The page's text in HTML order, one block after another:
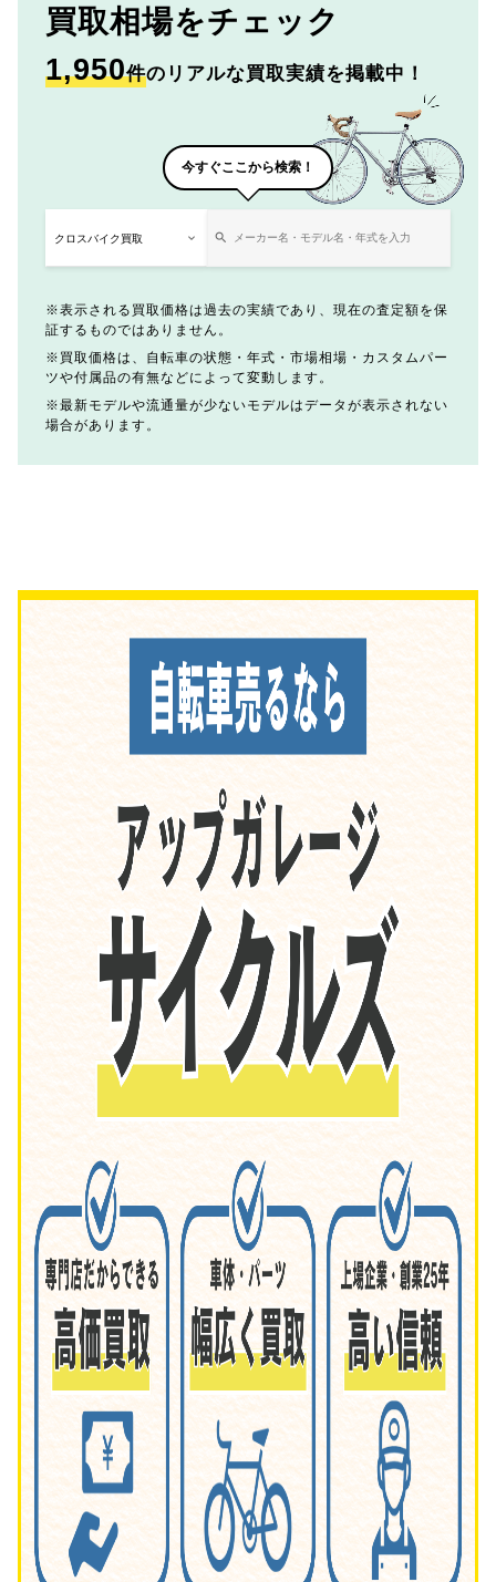
買取相場をチェック
1,950件のリアルな買取実績を掲載中！
今すぐここから検索！
表示される買取価格は過去の実績であり、現在の査定額を保
証するものではありません。
買取価格は、自転車の状態・年式・市場相場・カスタムパー
ツや付属品の有無などによって変動します。
最新モデルや流通量が少ないモデルはデータが表示されない
場合があります。